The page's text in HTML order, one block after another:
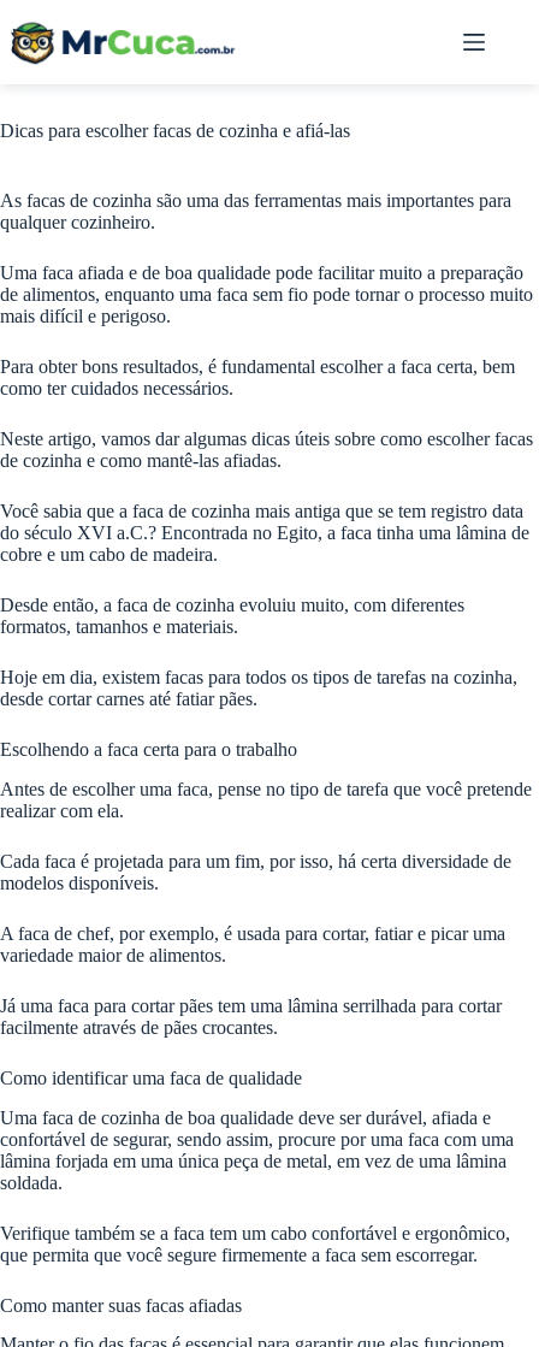
para
Dicas para escolher facas de cozinha e afiá-las
As facas de cozinha são uma das ferramentas mais importantes para
qualquer cozinheiro.
Uma faca afiada e de boa qualidade pode facilitar muito a preparação
de alimentos, enquanto uma faca sem fio pode tornar o processo muito
mais difícil e perigoso.
Para obter bons resultados, é fundamental escolher a faca certa, bem
como ter cuidados necessários.
Neste artigo, vamos dar algumas dicas úteis sobre como escolher facas
de cozinha e como mantê-las afiadas.
Você sabia que a faca de cozinha mais antiga que se tem registro data
do século XVI a.C.? Encontrada no Egito, a faca tinha uma lâmina de
cobre e um cabo de madeira.
Desde então, a faca de cozinha evoluiu muito, com diferentes
formatos, tamanhos e materiais.
Hoje em dia, existem facas para todos os tipos de tarefas na cozinha,
desde cortar carnes até fatiar pães.
Escolhendo a faca certa para o trabalho
Antes de escolher uma faca, pense no tipo de tarefa que você pretende
realizar com ela.
Cada faca é projetada para um fim, por isso, há certa diversidade de
modelos disponíveis.
A faca de chef, por exemplo, é usada para cortar, fatiar e picar uma
variedade maior de alimentos.
Já uma faca para cortar pães tem uma lâmina serrilhada para cortar
facilmente através de pães crocantes.
Como identificar uma faca de qualidade
Uma faca de cozinha de boa qualidade deve ser durável, afiada e
confortável de segurar, sendo assim, procure por uma faca com uma
lâmina forjada em uma única peça de metal, em vez de uma lâmina
soldada.
Verifique também se a faca tem um cabo confortável e ergonômico,
que permita que você segure firmemente a faca sem escorregar.
Como manter suas facas afiadas